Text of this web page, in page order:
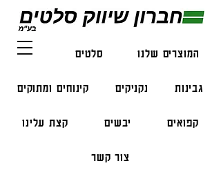
המוצרים שלנו סלטים דגים
גבינות נקניקים קינוחים ומתוקים
קפואים יבשים קצת עלינו
צור קשר